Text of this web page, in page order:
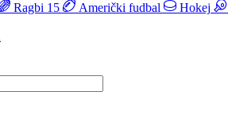
Ragbi 15 Američki fudbal Hokej